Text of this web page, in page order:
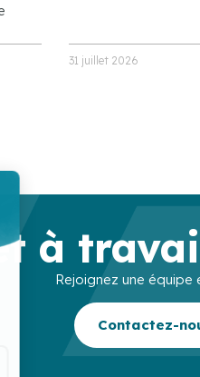
31 juillet 2026
à
Rejoignez une équipe
Contactez-